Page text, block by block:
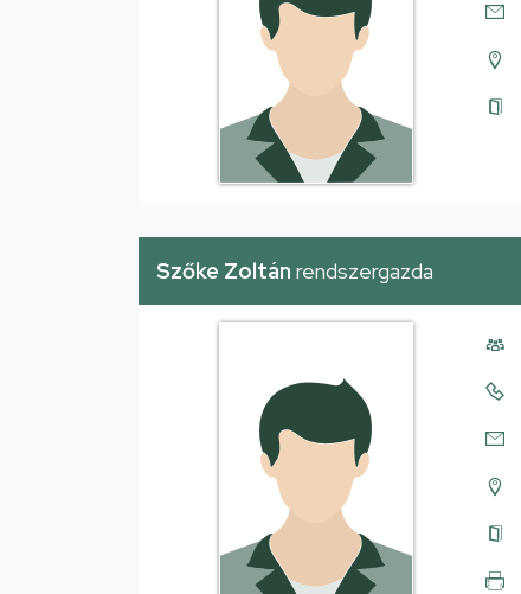
Szőke Zoltán rendszergazda